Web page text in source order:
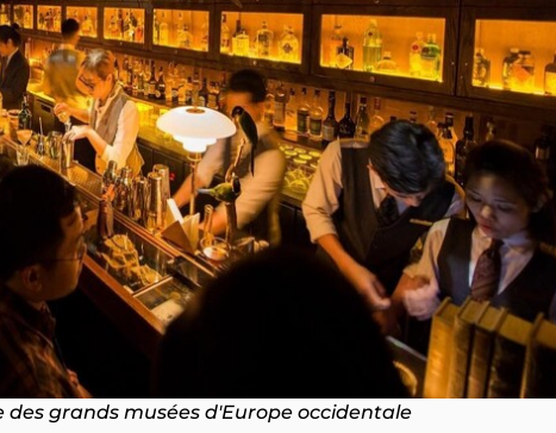
des grands musées d'Europe occidentale